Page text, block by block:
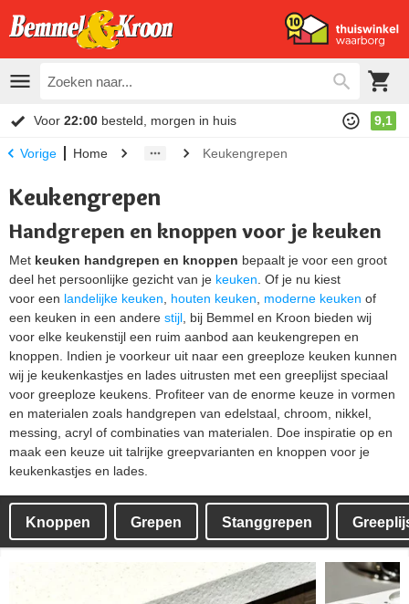
Voor 22:00 besteld, morgen in huis 9,1
Vorige Home Keukengrepen
Keukengrepen
Handgrepen en knoppen voor je keuken
Met keuken handgrepen en knoppen bepaalt je voor een groot
deel het persoonlijke gezicht van je keuken . Of je nu kiest
voor een landelijke keuken houten keuken moderne keuken of
een keuken in een andere stijl , bij Bemmel en Kroon bieden wij
voor elke keukenstijl een ruim aanbod aan keukengrepen en
knoppen. Indien je voorkeur uit naar een greeploze keuken kunnen
wij je keukenkastjes en lades uitrusten met een greeplijst speciaal
voor greeploze keukens. Profiteer van de enorme keuze in vormen
en materialen zoals handgrepen van edelstaal, chroom, nikkel,
messing, acryl of combinaties van materialen. Doe inspiratie op en
maak een keuze uit talrijke greepvarianten en knoppen voor je
keukenkastjes en lades.
Knoppen Grepen Stanggrepen